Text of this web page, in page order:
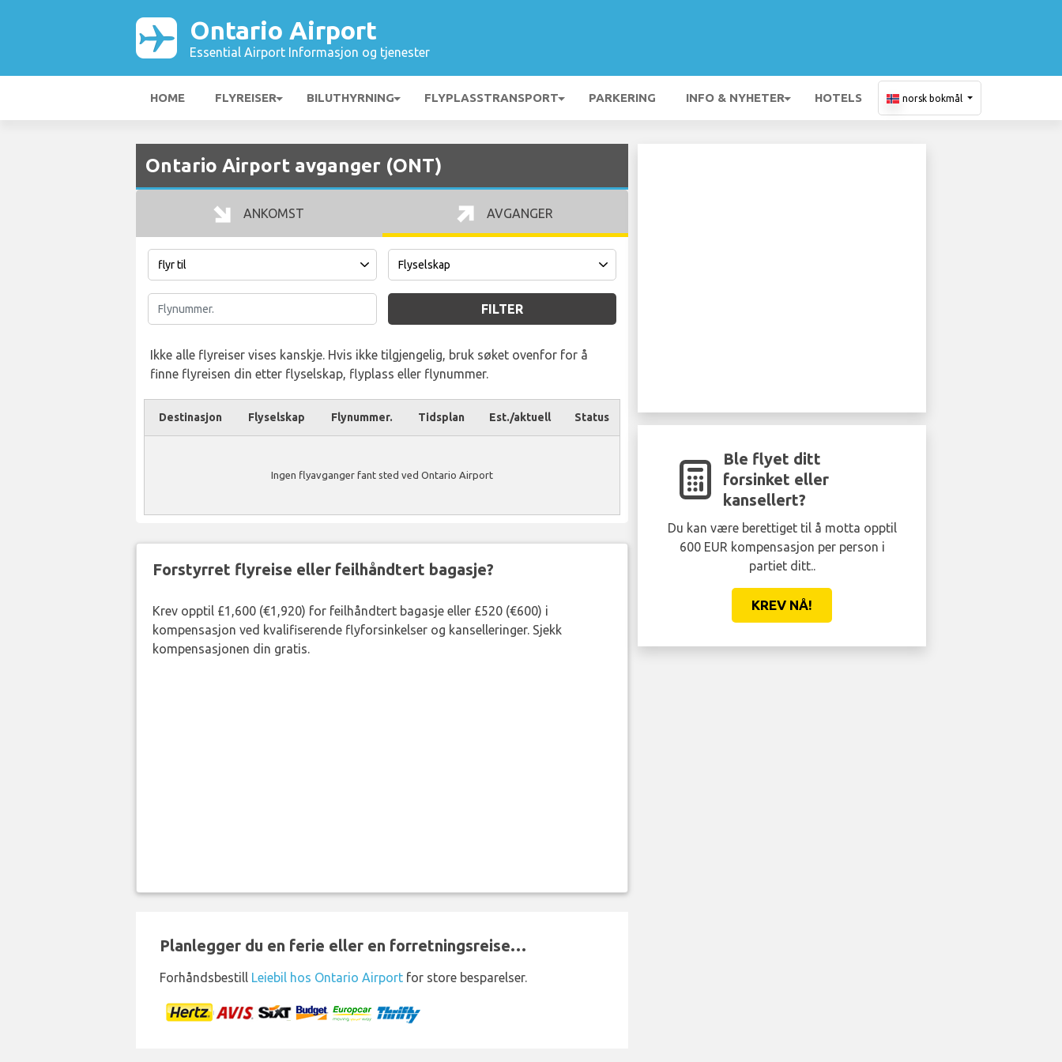
Ontario Airport
Essential Airport Informasjon og tjenester
HOME FLYREISER BILUTHYRNING FLYPLASSTRANSPORT PARKERING INFO & NYHETER HOTELS norsk bokmål
Ontario Airport avganger (ONT)
ANKOMST AVGANGER
FILTER
Ikke alle flyreiser vises kanskje. Hvis ikke tilgjengelig, bruk søket ovenfor for å
finne flyreisen din etter flyselskap, flyplass eller flynummer.
Destinasjon Flyselskap Flynummer. Tidsplan Est./aktuell Status
Ingen flyavganger fant sted ved Ontario Airport
Forstyrret flyreise eller feilhåndtert bagasje?
Krev opptil £1,600 (€1,920) for feilhåndtert bagasje eller £520 (€600) i
kompensasjon ved kvalifiserende flyforsinkelser og kanselleringer. Sjekk
kompensasjonen din gratis.
Planlegger du en ferie eller en forretningsreise…
Forhåndsbestill Leiebil hos Ontario Airport for store besparelser.
Ble flyet ditt
forsinket eller
kansellert?
Du kan være berettiget til å motta opptil
600 EUR kompensasjon per person i
partiet ditt..
KREV NÅ!